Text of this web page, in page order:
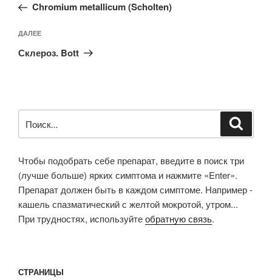
записям
запись:
Chromium metallicum (Scholten)
Следующая
запись
ДАЛЕЕ
Склероз. Bott
Чтобы подобрать себе препарат, введите в поиск три
(лучше больше) ярких симптома и нажмите «Enter».
Препарат должен быть в каждом симптоме. Например -
кашель спазматический с желтой мокротой, утром...
При трудностях, используйтеобратную связь.
СТРАНИЦЫ